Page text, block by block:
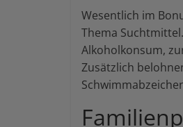
Wesentlich im
Thema
Alkoholkonsum,
Zusätzlich